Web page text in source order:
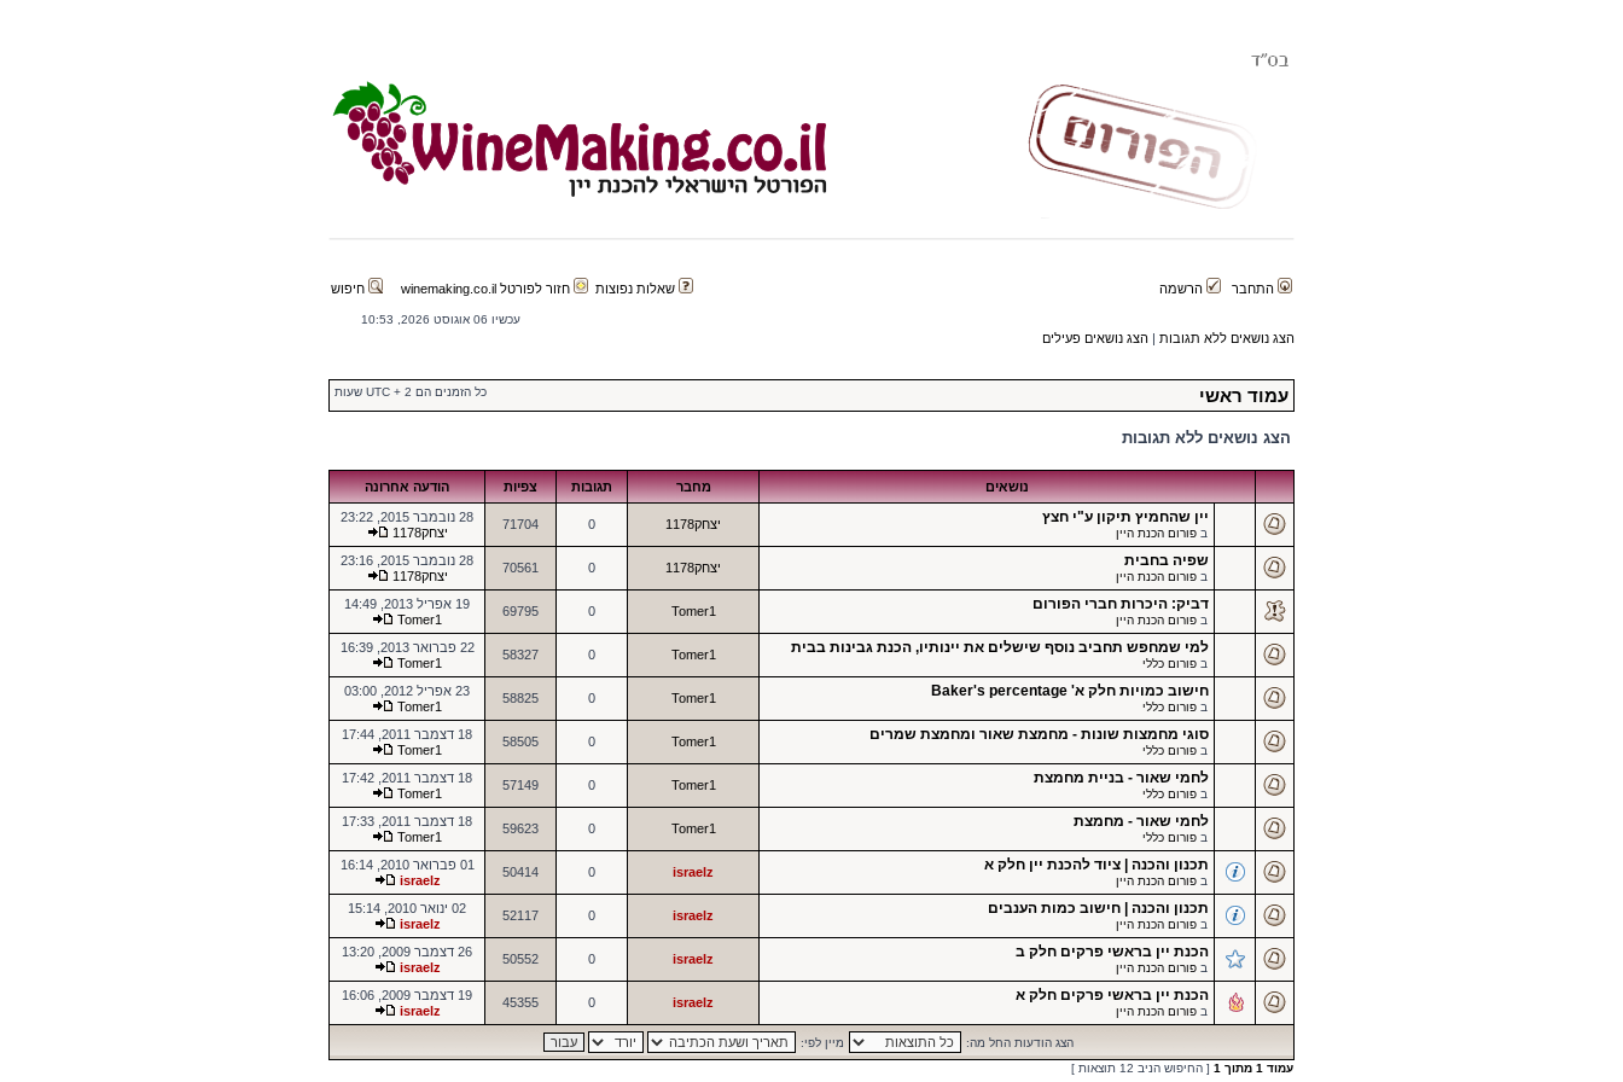
התחבר הרשמה שאלות נפוצות חזור לפורטל winemaking.co.il חיפוש
עכשיו 06 אוגוסט 2026, 10:53
הצג נושאים ללא תגובות | הצג נושאים פעילים
עמוד ראשי כל הזמנים הם UTC + 2 שעות
הצג נושאים ללא תגובות
נושאים מחבר תגובות צפיות הודעה אחרונה
יין שהחמיץ תיקון ע"י חצץ
ב פורום הכנת היין
יצחק1178 0
71704
28 נובמבר 2015, 23:22
יצחק1178
שפיה בחבית
ב פורום הכנת היין
יצחק1178 0
70561
28 נובמבר 2015, 23:16
יצחק1178
דביק: היכרות חברי הפורום
ב פורום הכנת היין
Tomer1
0
69795
19 אפריל 2013, 14:49
Tomer1
למי שמחפש תחביב נוסף שישלים את יינותיו, הכנת גבינות בבית
ב פורום כללי
Tomer1
0
58327
22 פברואר 2013, 16:39
Tomer1
חישוב כמויות חלק א' Baker's percentage
ב פורום כללי
Tomer1
0
58825
23 אפריל 2012, 03:00
Tomer1
סוגי מחמצות שונות - מחמצת שאור ומחמצת שמרים
ב פורום כללי
Tomer1
0
58505
18 דצמבר 2011, 17:44
Tomer1
לחמי שאור - בניית מחמצת
ב פורום כללי
Tomer1
0
57149
18 דצמבר 2011, 17:42
Tomer1
לחמי שאור - מחמצת
ב פורום כללי
Tomer1
0
59623
18 דצמבר 2011, 17:33
Tomer1
תכנון והכנה | ציוד להכנת יין חלק א
ב פורום הכנת היין
israelz
0
50414
01 פברואר 2010, 16:14
israelz
תכנון והכנה | חישוב כמות הענבים
ב פורום הכנת היין
israelz
0
52117
02 ינואר 2010, 15:14
israelz
הכנת יין בראשי פרקים חלק ב
ב פורום הכנת היין
israelz
0
50552
26 דצמבר 2009, 13:20
israelz
הכנת יין בראשי פרקים חלק א
ב פורום הכנת היין
israelz
0
45355
19 דצמבר 2009, 16:06
israelz
הצג הודעות החל מה:
מיין לפי:
עמוד 1 מתוך 1 [ החיפוש הניב 12 תוצאות ]